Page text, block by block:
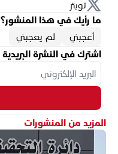
تويتر
ما رأيك في هذا المنشور؟
أعجبني
لم يعجبني
اشترك في النشرة البريدية
المزيد من المنشورات